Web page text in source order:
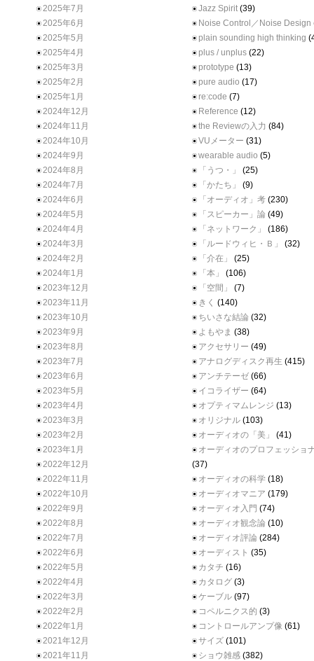
2025年7月
2025年6月
2025年5月
2025年4月
2025年3月
2025年2月
2025年1月
2024年12月
2024年11月
2024年10月
2024年9月
2024年8月
2024年7月
2024年6月
2024年5月
2024年4月
2024年3月
2024年2月
2024年1月
2023年12月
2023年11月
2023年10月
2023年9月
2023年8月
2023年7月
2023年6月
2023年5月
2023年4月
2023年3月
2023年2月
2023年1月
2022年12月
2022年11月
2022年10月
2022年9月
2022年8月
2022年7月
2022年6月
2022年5月
2022年4月
2022年3月
2022年2月
2022年1月
2021年12月
2021年11月
Jazz Spirit (39)
Noise Control／Noise Design
plain sounding high thinking
plus / unplus (22)
prototype (13)
pure audio (17)
re:code (7)
Reference (12)
the Reviewの入力 (84)
VUメーター (31)
wearable audio (5)
「うつ・」
(25)
「かたち」
(9)
「オーディオ」考 (230)
「スピーカー」論 (49)
「ネットワーク」
(186)
「ルードウィヒ・Ｂ」
(32)
「介在」
(25)
「本」
(106)
「空間」
(7)
きく (140)
ちいさな結論 (32)
よもやま (38)
アクセサリー (49)
アナログディスク再生 (415)
アンチテーゼ (66)
イコライザー (64)
オプティマムレンジ (13)
オリジナル (103)
オーディオの「美」
(41)
オーディオのプロフェッショ
(37)
オーディオの科学 (18)
オーディオマニア (179)
オーディオ入門 (74)
オーディオ観念論 (10)
オーディオ評論 (284)
オーディスト (35)
カタチ (16)
カタログ (3)
ケーブル (97)
コペルニクス的 (3)
コントロールアンプ像 (61)
サイズ (101)
ショウ雑感 (382)